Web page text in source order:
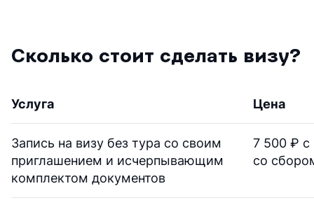
Сколько стоит сделать визу?
Услуга Цена
Запись на визу без тура со своим
приглашением и исчерпывающим
комплектом документов
7 500 ₽ с
со